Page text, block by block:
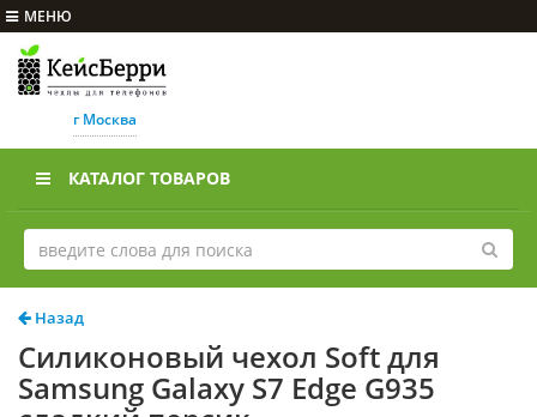
МЕНЮ
г Москва
КАТАЛОГ ТОВАРОВ
Назад
Силиконовый чехол Soft для
Samsung Galaxy S7 Edge G935